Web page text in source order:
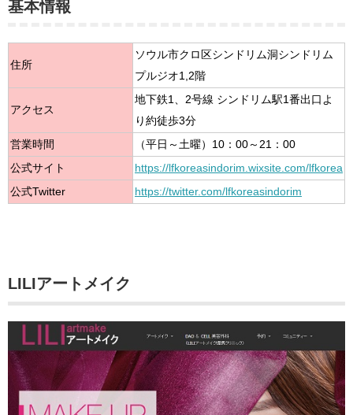
基本情報
住所
ソウル市クロ区シンドリム洞シンドリム
プルジオ1,2階
アクセス
地下鉄1、2号線 シンドリム駅1番出口よ
り約徒歩3分
営業時間
（平日～土曜）10：00～21：00
公式サイト
https://lfkoreasindorim.wixsite.com/lfkorea
公式Twitter
https://twitter.com/lfkoreasindorim
LILIアートメイク